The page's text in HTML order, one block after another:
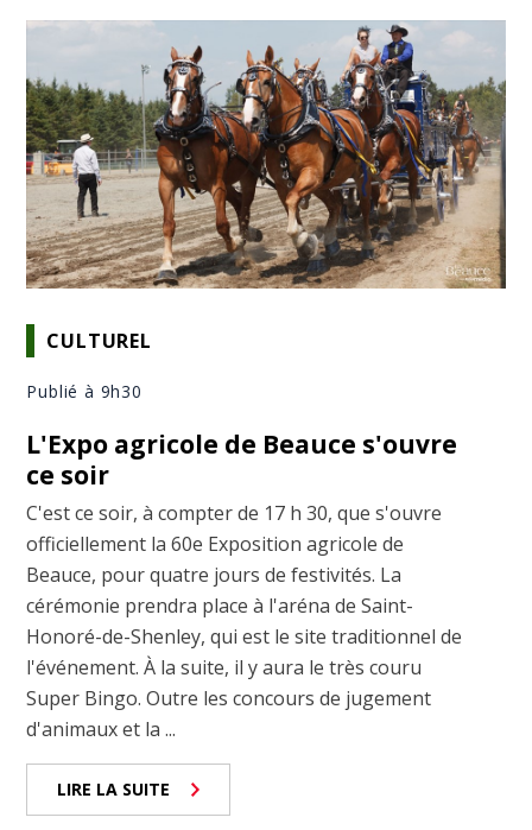
CULTUREL
Publié à 9h30
L'Expo agricole de Beauce s'ouvre
ce soir
C'est ce soir, à compter de 17 h 30, que s'ouvre
officiellement la 60e Exposition agricole de
Beauce, pour quatre jours de festivités. La
cérémonie prendra place à l'aréna de Saint-
Honoré-de-Shenley, qui est le site traditionnel de
l'événement. À la suite, il y aura le très couru
Super Bingo. Outre les concours de jugement
d'animaux et la ...
LIRE LA SUITE